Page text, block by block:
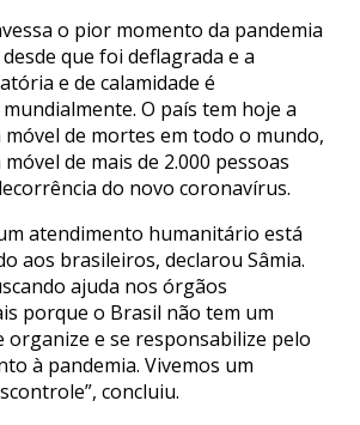
o pior momento da pandemia
que foi deflagrada e a
e de calamidade é
O país tem hoje a
móvel de mortes em todo o mundo,
de mais de 2.000 pessoas
do novo coronavírus.
atendimento humanitário está
aos brasileiros, declarou Sâmia.
ajuda nos órgãos
porque o Brasil não tem um
organize e se responsabilize pelo
à pandemia. Vivemos um
concluiu.